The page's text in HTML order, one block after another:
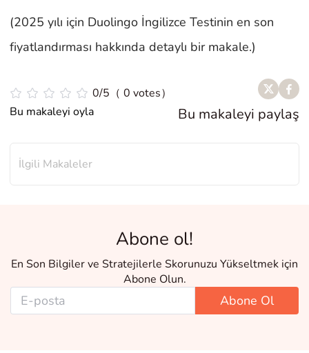
(2025 yılı için Duolingo İngilizce Testinin en son
fiyatlandırması hakkında detaylı bir makale.)
0/5（ 0 votes）
Bu makaleyi oyla
Bu makaleyi paylaş
İlgili Makaleler
Abone ol!
En Son Bilgiler ve Stratejilerle Skorunuzu Yükseltmek için
Abone Olun.
Abone Ol